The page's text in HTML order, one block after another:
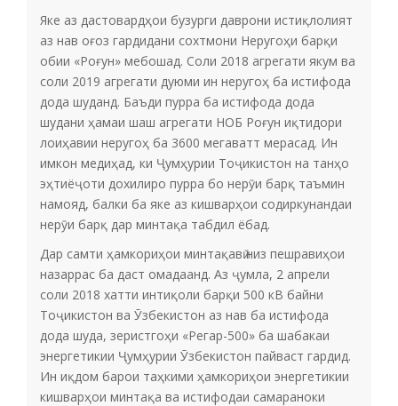
Яке аз дастовардҳои бузурги даврони истиқлолият
аз нав оғоз гардидани сохтмони Неругоҳи барқи
обии «Роғун» мебошад. Соли 2018 агрегати якум ва
соли 2019 агрегати дуюми ин неругоҳ ба истифода
дода шуданд. Баъди пурра ба истифода дода
шудани ҳамаи шаш агрегати НОБ Роғун иқтидори
лоиҳавии неругоҳ ба 3600 мегаватт мерасад. Ин
имкон медиҳад, ки Ҷумҳурии Тоҷикистон на танҳо
эҳтиёҷоти дохилиро пурра бо нерӯи барқ таъмин
намояд, балки ба яке аз кишварҳои содиркунандаи
нерӯи барқ дар минтақа табдил ёбад.
Дар самти ҳамкориҳои минтақавӣ низ пешравиҳои
назаррас ба даст омадаанд. Аз ҷумла, 2 апрели
соли 2018 хатти интиқоли барқи 500 кВ байни
Тоҷикистон ва Ӯзбекистон аз нав ба истифода
дода шуда, зеристгоҳи «Регар-500» ба шабакаи
энергетикии Ҷумҳурии Ӯзбекистон пайваст гардид.
Ин иқдом барои таҳкими ҳамкориҳои энергетикии
кишварҳои минтақа ва истифодаи самараноки